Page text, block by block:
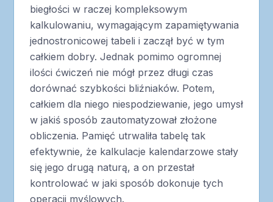
biegłości w raczej kompleksowym
kalkulowaniu, wymagającym zapamiętywania
jednostronicowej tabeli i zaczął być w tym
całkiem dobry. Jednak pomimo ogromnej
ilości ćwiczeń nie mógł przez długi czas
dorównać szybkości bliźniaków. Potem,
całkiem dla niego niespodziewanie, jego umysł
w jakiś sposób zautomatyzował złożone
obliczenia. Pamięć utrwaliła tabelę tak
efektywnie, że kalkulacje kalendarzowe stały
się jego drugą naturą, a on przestał
kontrolować w jaki sposób dokonuje tych
operacji myślowych.